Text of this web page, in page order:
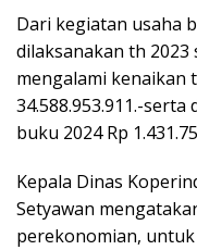
Dari kegiatan usaha
dilaksanakan th 2023
mengalami kenaikan
34.588.953.911.-
buku 2024 Rp
Kepala Dinas
Setyawan
perekonomian,